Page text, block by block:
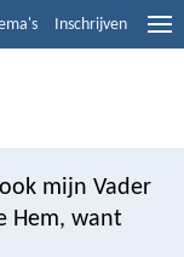
Inschrijven
mijn Vader
Hem, want